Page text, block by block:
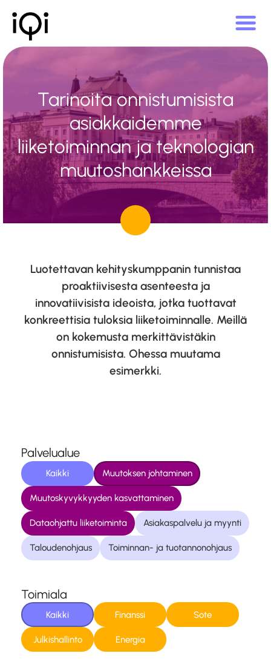
Tarinoita onnistumisista
asiakkaidemme
liiketoiminnan ja teknologian
muutoshankkeissa
Luotettavan kehityskumppanin tunnistaa
proaktiivisesta asenteesta ja
innovatiivisista ideoista, jotka tuottavat
konkreettisia tuloksia liiketoiminnalle. Meillä
on kokemusta merkittävistäkin
onnistumisista. Ohessa muutama
esimerkki.
Palvelualue
Kaikki Muutoksen johtaminen
Muutoskyvykkyyden kasvattaminen
Dataohjattu liiketoiminta Asiakaspalvelu ja myynti
Taloudenohjaus Toiminnan- ja tuotannonohjaus
Toimiala
Kaikki Finanssi Sote
Julkishallinto Energia